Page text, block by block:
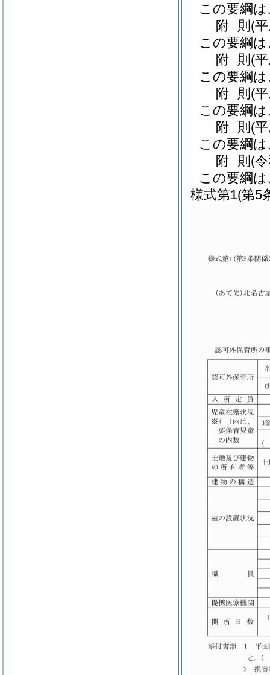
この要綱
附 則 (
この要綱
附 則 (
この要綱
附 則 (
この要綱
附 則 (
この要綱
附 則 (
この要綱
様式第1(第5